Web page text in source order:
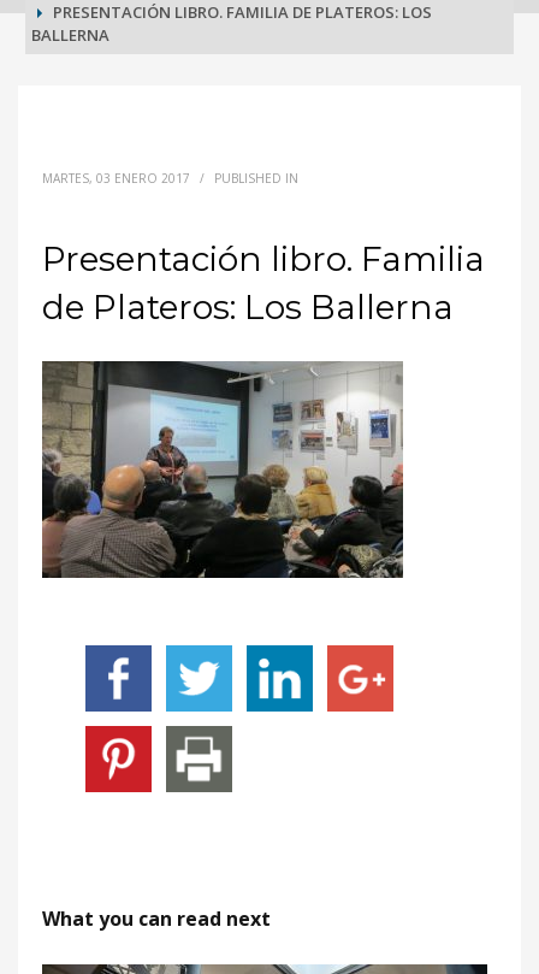
PRESENTACIÓN LIBRO. FAMILIA DE PLATEROS: LOS
BALLERNA
MARTES, 03 ENERO 2017 / PUBLISHED IN
Presentación libro. Familia
de Plateros: Los Ballerna
What you can read next